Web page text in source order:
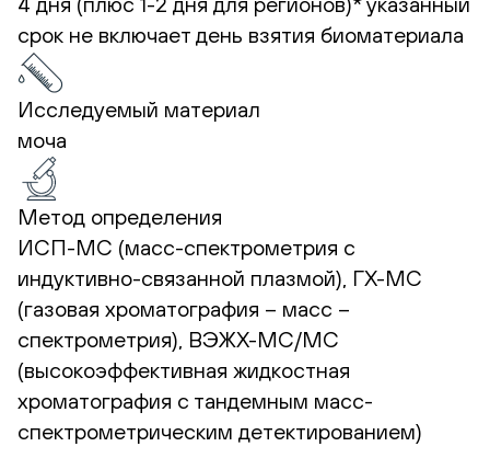
срок не включает день взятия биоматериала
Исследуемый материал
моча
Метод определения
ИСП-МС (масс-спектрометрия с
индуктивно-связанной плазмой), ГХ-МС
(газовая хроматография – масс –
спектрометрия), ВЭЖХ-МС/МС
(высокоэффективная жидкостная
хроматография с тандемным масс-
спектрометрическим детектированием)